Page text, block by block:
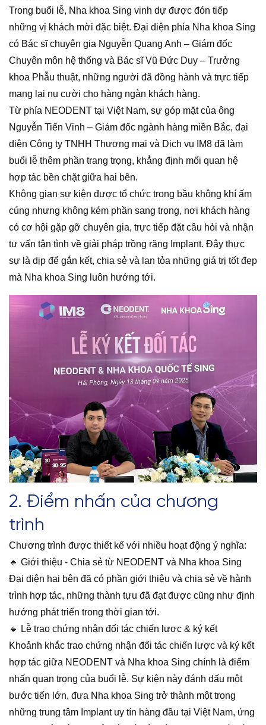
Trong buổi lễ, Nha khoa Sing vinh dự được đón tiếp
những vị khách mời đặc biệt. Đại diện phía Nha khoa Sing
có Bác sĩ chuyên gia Nguyễn Quang Anh – Giám đốc
Chuyên môn hệ thống và Bác sĩ Vũ Đức Duy – Trưởng
khoa Phẫu thuật, những người đã đồng hành và trực tiếp
mang lại nụ cười cho hàng ngàn khách hàng.
Từ phía NEODENT tại Việt Nam, sự góp mặt của ông
Nguyễn Tiến Vinh – Giám đốc ngành hàng miền Bắc, đại
diện Công ty TNHH Thương mại và Dịch vụ IM8 đã làm
buổi lễ thêm phần trang trọng, khẳng định mối quan hệ
hợp tác bền chặt giữa hai bên.
Không gian sự kiện được tổ chức trong bầu không khí ấm
cúng nhưng không kém phần sang trọng, nơi khách hàng
có cơ hội gặp gỡ chuyên gia, trực tiếp đặt câu hỏi và nhận
tư vấn tận tình về giải pháp trồng răng Implant. Đây thực
sự là dịp để gắn kết, chia sẻ và lan tỏa những giá trị tốt đẹp
mà Nha khoa Sing luôn hướng tới.
2. Điểm nhấn của chương
trình
Chương trình được thiết kế với nhiều hoạt động ý nghĩa:
🔹 Giới thiệu - Chia sẻ từ NEODENT và Nha khoa Sing
Đại diện hai bên đã có phần giới thiệu và chia sẻ về hành
trình hợp tác, những thành tựu đã đạt được cũng như định
hướng phát triển trong thời gian tới.
🔹 Lễ trao chứng nhận đối tác chiến lược & ký kết
Khoảnh khắc trao chứng nhận đối tác chiến lược và ký kết
hợp tác giữa NEODENT và Nha khoa Sing chính là điểm
nhấn quan trọng của buổi lễ. Sự kiện này đánh dấu một
bước tiến lớn, đưa Nha khoa Sing trở thành một trong
những trung tâm Implant uy tín hàng đầu tại Việt Nam, ứng